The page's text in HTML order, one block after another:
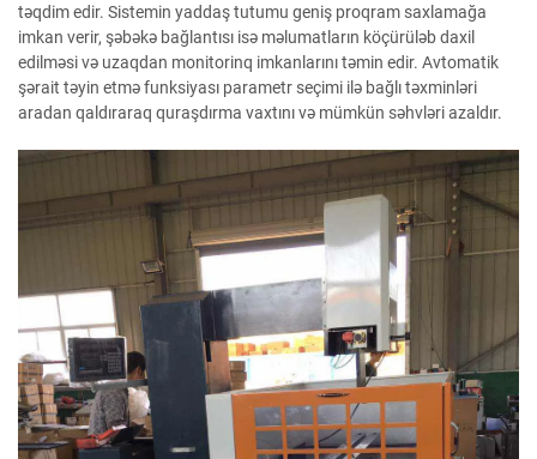
təqdim edir. Sistemin yaddaş tutumu geniş proqram saxlamağa
imkan verir, şəbəkə bağlantısı isə məlumatların köçürüləb daxil
edilməsi və uzaqdan monitorinq imkanlarını təmin edir. Avtomatik
şərait təyin etmə funksiyası parametr seçimi ilə bağlı təxminləri
aradan qaldıraraq quraşdırma vaxtını və mümkün səhvləri azaldır.